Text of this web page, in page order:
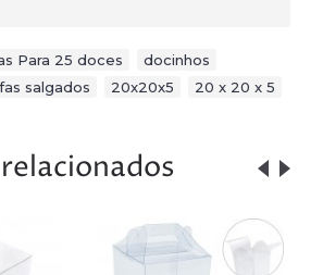
Para 25 doces docinhos
salgados 20x20x5 20 x 20 x 5